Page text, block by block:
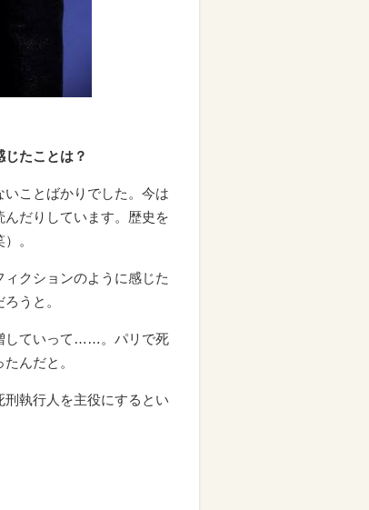
たことは？
ことばかりでした。今は
だりしています。歴史を
。
クションのように感じた
うと。
していって……。パリで死
んだと。
執行人を主役にするとい